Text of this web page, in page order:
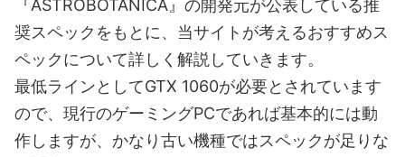
『ASTROBOTANICA』の開発元が公表している推
奨スペックをもとに、当サイトが考えるおすすめス
ペックについて詳しく解説していきます。
最低ラインとしてGTX 1060が必要とされています
ので、現行のゲーミングPCであれば基本的には動
作しますが、かなり古い機種ではスペックが足りな